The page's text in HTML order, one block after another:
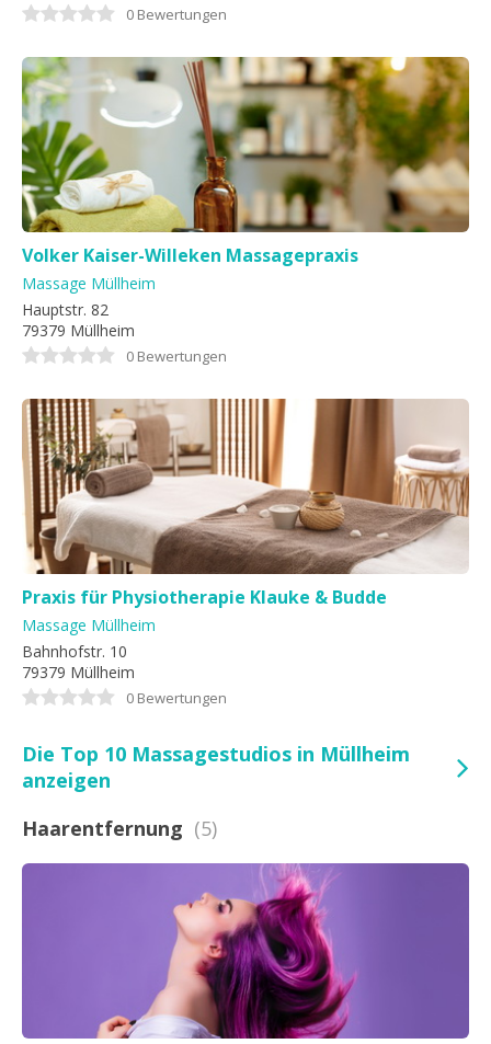
0 Bewertungen
Volker Kaiser-Willeken Massagepraxis
Massage Müllheim
Hauptstr. 82
79379 Müllheim
0 Bewertungen
Praxis für Physiotherapie Klauke & Budde
Massage Müllheim
Bahnhofstr. 10
79379 Müllheim
0 Bewertungen
Die Top 10 Massagestudios in Müllheim
anzeigen
Haarentfernung (5)